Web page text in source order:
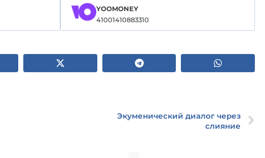
YOOMONEY
41001410883310
Экуменический диалог через
слияние